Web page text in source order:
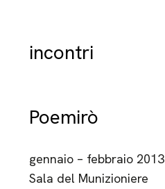
incontri
Poemirò
gennaio – febbraio 2013
Sala del Munizioniere